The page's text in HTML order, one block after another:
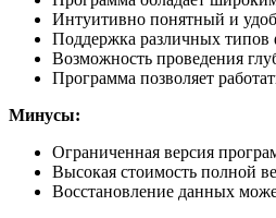
Интуитивно понятный и
Поддержка различных
Возможность проведения
Программа позволяет
Минусы:
Ограниченная версия
Высокая стоимость полной
Восстановление данных